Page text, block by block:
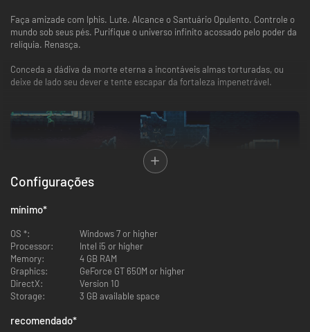
Faça amizade com Iphis. Lute. Alcance o Santuário Opulento. Controle o
mundo sob seus pés. Purifique o universo infinito acossado pelo poder da
relíquia. Renasça.
Conceda a dádiva da morte eterna a incontáveis almas torturadas, ou
deixe de lado seu dever e tente escapar da fortaleza impenetrável.
Domine armas formidáveis. Aprenda o verdadeiro poder da magia.
Atrapalhe os inimigos.
profundamente as táticas de combate e aprimorar sua estratégia.
Configurações
mínimo*
OS *:
Windows 7 or higher
Processor:
Intel i5 or higher
Memory:
4 GB RAM
Graphics:
GeForce GT 650M or higher
DirectX:
Version 10
Storage:
3 GB available space
recomendado*